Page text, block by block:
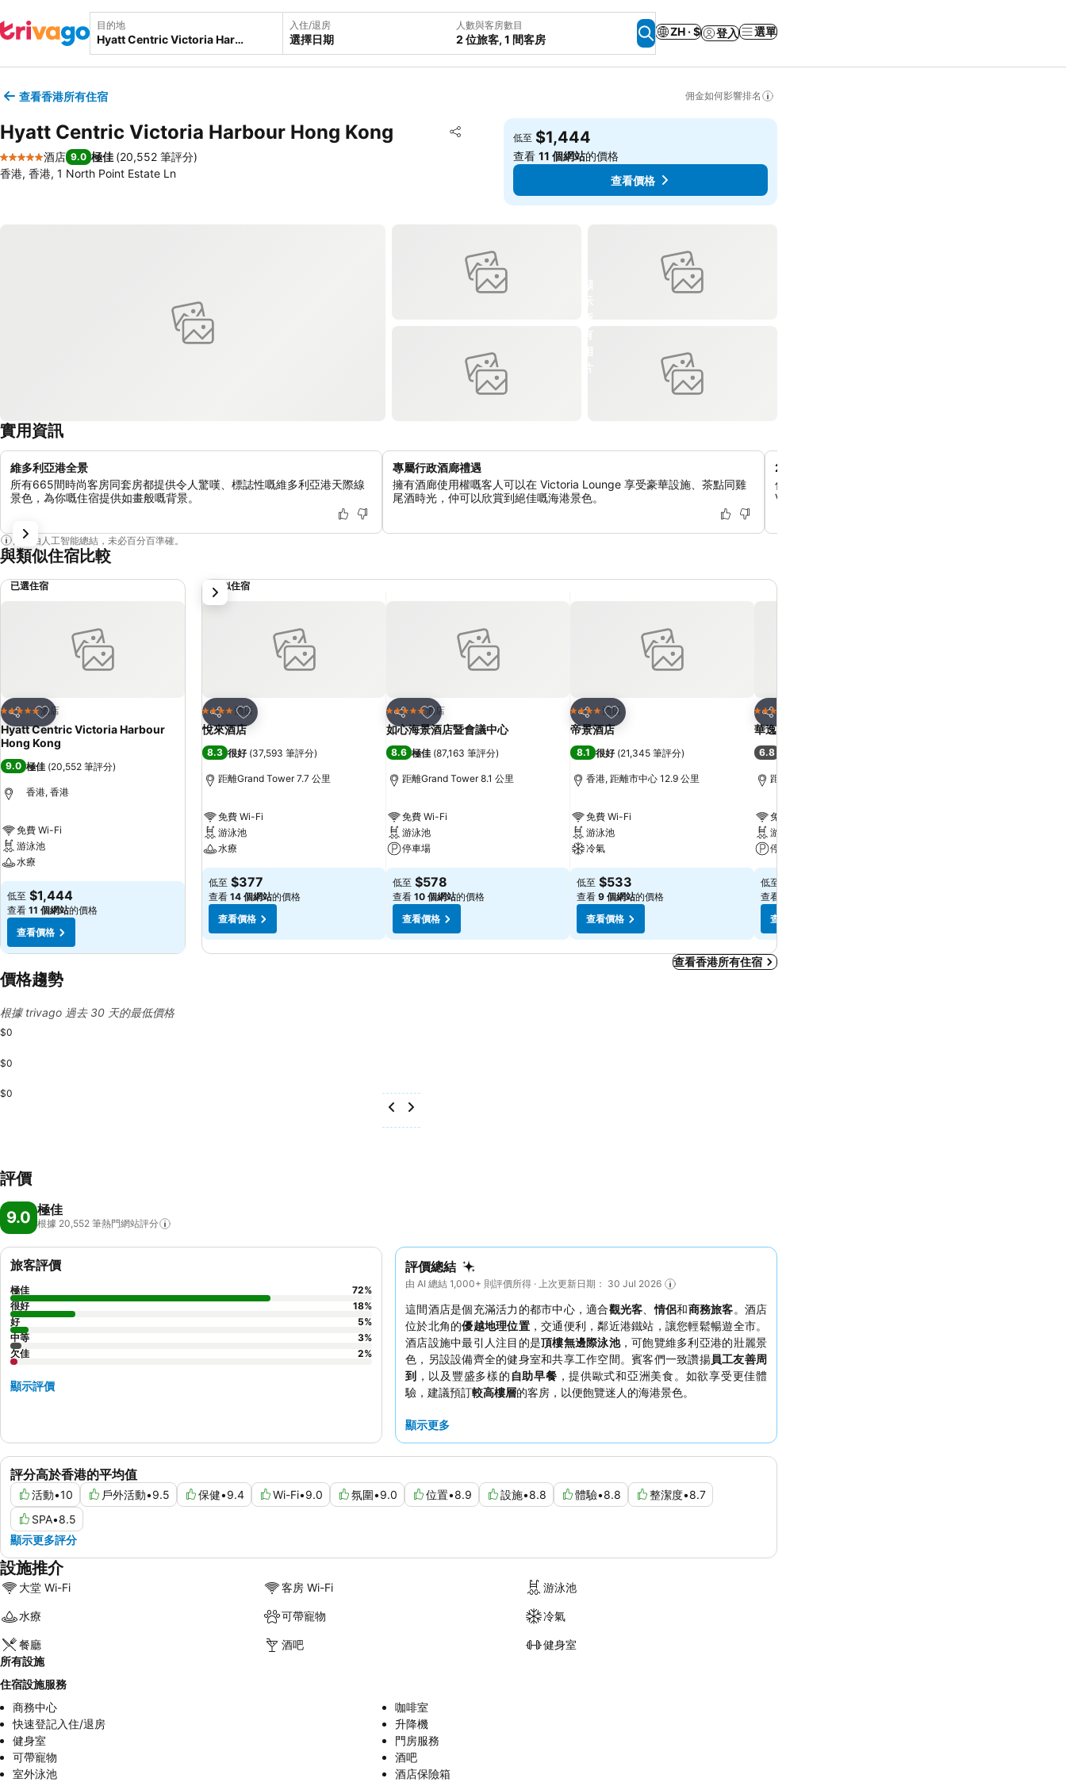
目的地 入住/退房
選擇日期
人數與客房數目
2 位旅客, 1 間客房
ZH · $ 登入 選單
查看香港所有住宿 佣金如何影響排名
Hyatt Centric Victoria Harbour Hong Kong 分享
放到收藏夾
5 星級
酒店 9.0 極佳 (20,552 筆評分)
香港, 香港, 1 North Point Estate Ln
低至 $1,444
查看11 個網站的價格
查看價格
實用資訊
維多利亞港全景
所有665間時尚客房同套房都提供令人驚嘆、標誌性嘅維多利亞港天際線
景色，為你嘅住宿提供如畫般嘅背景。
專屬行政酒廊禮遇
擁有酒廊使用權嘅客人可以在 Victoria Lounge 享受豪華設施、茶點同雞
尾酒時光，仲可以欣賞到絕佳嘅海港景色。
24小時先進健身中心
你可以利用全面嘅健身設施保持健康同體力，包括24小時
VR飛行體驗。
內容由人工智能總結，未必百分百準確。
與類似住宿比較
已選住宿
分享
放到收藏夾
5 星級 酒店
Hyatt Centric Victoria Harbour
Hong Kong
9.0 極佳 (20,552 筆評分)
香港, 香港
免費 Wi-Fi
游泳池
水療
低至 $1,444
查看 11 個網站的價格
查看價格
類似住宿
分享
放到收藏夾
4 星級 酒店
悅來酒店
8.3 很好 (37,593 筆評分)
距離Grand Tower 7.7 公里
免費 Wi-Fi
游泳池
水療
低至 $377
查看 14 個網站的價格
查看價格
分享
放到收藏夾
5 星級 酒店
如心海景酒店暨會議中心
8.6 極佳 (87,163 筆評分)
距離Grand Tower 8.1 公里
免費 Wi-Fi
游泳池
停車場
低至 $578
查看 10 個網站的價格
查看價格
分享
放到收藏夾
4 星級 酒店
帝景酒店
8.1 很好 (21,345 筆評分)
香港, 距離市中心 12.9 公里
免費 Wi-Fi
游泳池
冷氣
低至 $533
查看 9 個網站的價格
查看價格
分享
3 星級
華逸酒店
6.8
距離Grand Tower 6.7 公里
免費 Wi-Fi
游泳池
停車場
低至
查看
查看價格
下一步
查看香港所有住宿
價格趨勢
根據 trivago 過去 30 天的最低價格
$0
$0
$0
評價
9.0 極佳
根據 20,552 筆熱門網站評分
評價總結
由 AI 總結 1,000+ 則評價所得 · 上次更新日期： 30 Jul 2026
這間酒店是個充滿活力的都市中心，適合觀光客 、情侶和商務旅客。酒店
位於北角的優越地理位置，交通便利，鄰近港鐵站，讓您輕鬆暢遊全市。
酒店設施中最引人注目的是頂樓無邊際泳池，可飽覽維多利亞港的壯麗景
色，另設設備齊全的健身室和共享工作空間。賓客們一致讚揚員工友善周
到 ，以及豐盛多樣的 自助早餐 ，提供歐式和亞洲美食。如欲享受更佳體
驗，建議預訂較高樓層的客房，以便飽覽迷人的海港景色。
顯示更多
評分高於香港的平均值
活動•10 戶外活動•9.5 保健•9.4 Wi-Fi•9.0 氛圍•9.0 位置•8.9 設施•8.8 體驗•8.8 整潔度•8.7
SPA•8.5
顯示更多評分
旅客評價
極佳 72%
很好
18%
好
5%
中等
3%
欠佳
2%
顯示評價
設施推介
大堂 Wi-Fi 客房 Wi-Fi 游泳池
水療 可帶寵物 冷氣
餐廳 酒吧
健身室
所有設施
住宿設施服務
商務中心
咖啡室
快速登記入住/退房
升降機
健身室
門房服務
可帶寵物
酒吧
室外泳池
酒店保險箱